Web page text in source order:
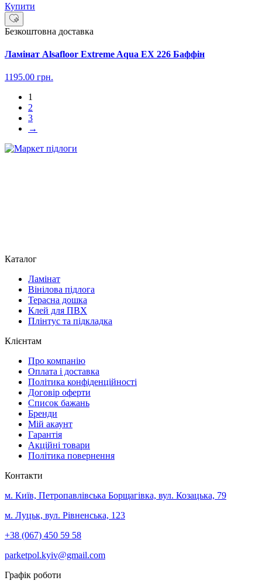
Купити
Безкоштовна доставка
Ламінат Alsafloor Extreme Aqua EX 226 Баффін
1195.00 грн.
1
2
3
→
Каталог
Ламінат
Вінілова підлога
Терасна дошка
Клей для ПВХ
Плінтус та підкладка
Клієнтам
Про компанію
Оплата і доставка
Політика конфіденційності
Договір оферти
Список бажань
Бренди
Мій акаунт
Гарантія
Акційні товари
Політика повернення
Контакти
м. Київ, Петропавлівська Борщагівка, вул. Козацька, 79
м. Луцьк, вул. Рівненська, 123
+38 (067) 450 59 58
parketpol.kyiv@gmail.com
Графік роботи